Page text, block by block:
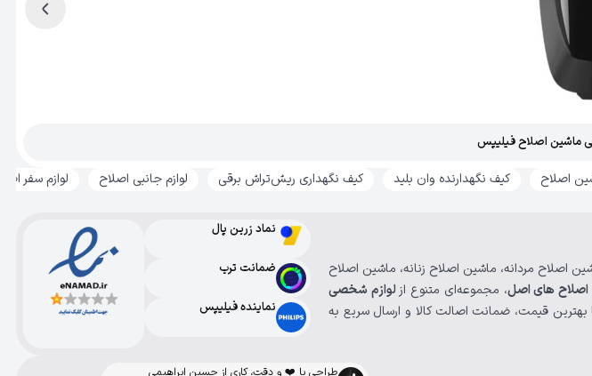
ماشین اصلاح فیلیپس
اصلاح کیف نگهدارنده وان بلید کیف نگهداری ریش‌تراش برقی لوازم جانبی اصلاح لوازم سفر
اصلاح مردانه، ماشین اصلاح زنانه، ماشین اصلاح
های اصل، مجموعه‌ای متنوع ازلوازم شخصی
بهترین قیمت، ضمانت اصالت کالا و ارسال سریع به
نماد زرین پال
ضمانت ترب
نماینده فیلیپس
طراحی با ❤️ و دقت، کاری از حسین ابراهیمی